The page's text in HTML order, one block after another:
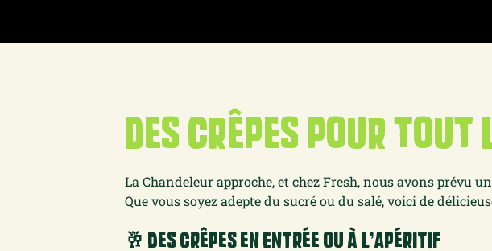
Des crêpes pour tout
La Chandeleur approche, et chez Fresh, nous avons prévu
Que vous soyez adepte du sucré ou du salé, voici de
🥂 Des Crêpes en Entrée ou à l’Apéritif